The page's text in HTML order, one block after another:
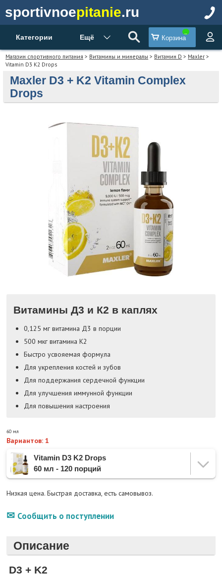
sportivnoepitanie.ru
Категории Ещё Корзина
Магазин спортивного питания > Витамины и минералы > Витамин D > Maxler >
Vitamin D3 K2 Drops
Maxler D3 + K2 Vitamin Complex
Drops
Витамины Д3 и К2 в каплях
0,125 мг витамина Д3 в порции
500 мкг витамина К2
Быстро усвояемая формула
Для укрепления костей и зубов
Для поддержания сердечной функции
Для улучшения иммунной функции
Для повышения настроения
60 мл
Вариантов: 1
Vitamin D3 K2 Drops
60 мл - 120 порций
Низкая цена. Быстрая доставка, есть самовывоз.
Сообщить о поступлении
Описание
D3 + K2